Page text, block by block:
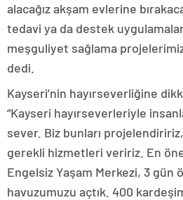
alacağız akşam evlerine
tedavi ya da destek
meşguliyet sağlama
dedi.
Kayseri’nin hayırseverliğine
“Kayseri hayırseverleriyle
sever. Biz bunları
gerekli hizmetleri veririz. En
Engelsiz Yaşam Merkezi, 3 gün
havuzumuzu açtık. 400